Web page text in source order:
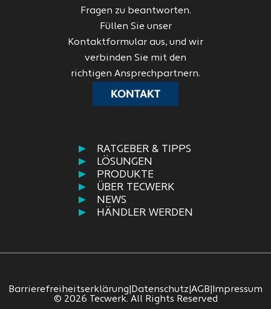
RATGEBER & TIPPS
LÖSUNGEN
PRODUKTE
ÜBER TECWERK
NEWS
HÄNDLER WERDEN
Fragen zu beantworten.
Füllen Sie unser
Kontaktformular aus, und wir
verbinden Sie mit den
richtigen Ansprechpartnern.
KONTAKT
Barrierefreiheitserklärung Datenschutz AGB
Impressum
© 2026 Tecwerk. All Rights Reserved